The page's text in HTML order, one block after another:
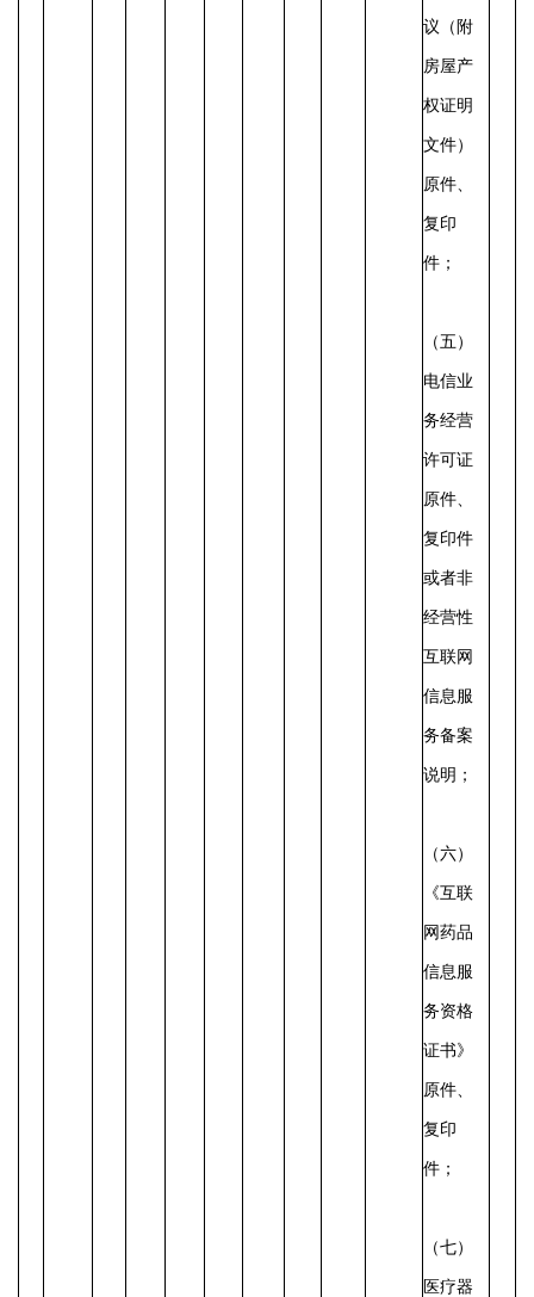
议（附
房屋产
权证明
文件）
原件、
复印
件；
（五）
电信业
务经营
许可证
原件、
复印件
或者非
经营性
互联网
信息服
务备案
说明；
（六）
《互联
网药品
信息服
务资格
证书》
原件、
复印
件；
（七）
医疗器